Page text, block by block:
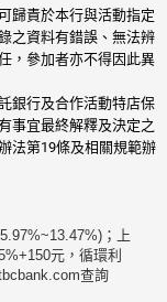
歸責於本行與活動指定
之資料有錯誤、無法辨
，參加者亦不得因此異
銀行及合作活動特店保
事宜最終解釋及決定之
法第19條及相關規範辦
；上
元，循環利
查詢